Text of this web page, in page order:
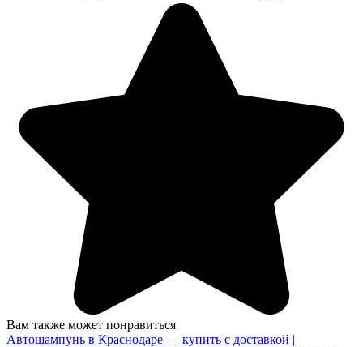
Вам также может понравиться
Автошампунь в Краснодаре — купить с доставкой |